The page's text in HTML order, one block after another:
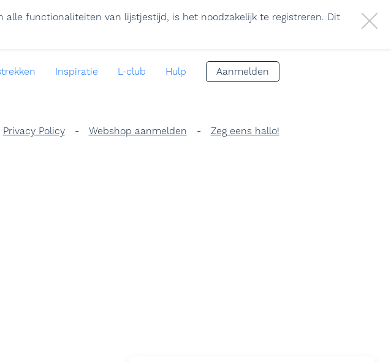
functionaliteiten van lijstjestijd, is het noodzakelijk te registreren. Dit
Inspiratie L-club Hulp Aanmelden
Privacy Policy - Webshop aanmelden - Zeg eens hallo!